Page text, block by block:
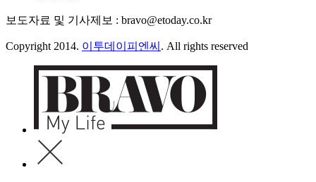
보도자료 및 기사제보 : bravo@etoday.co.kr
Copyright 2014. 이투데이피엔씨 . All rights reserved